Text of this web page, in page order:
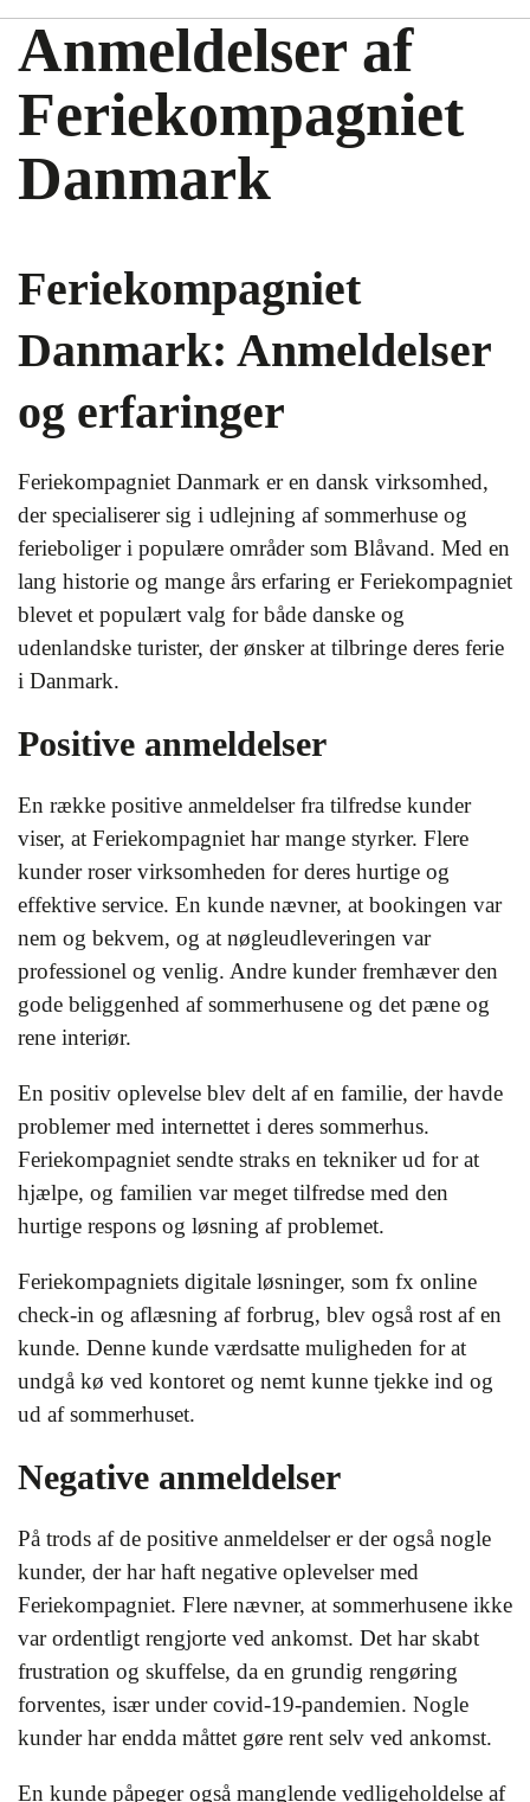
Anmeldelser af
Feriekompagniet
Danmark
Feriekompagniet
Danmark: Anmeldelser
og erfaringer
Feriekompagniet Danmark er en dansk virksomhed,
der specialiserer sig i udlejning af sommerhuse og
ferieboliger i populære områder som Blåvand. Med en
lang historie og mange års erfaring er Feriekompagniet
blevet et populært valg for både danske og
udenlandske turister, der ønsker at tilbringe deres ferie
i Danmark.
Positive anmeldelser
En række positive anmeldelser fra tilfredse kunder
viser, at Feriekompagniet har mange styrker. Flere
kunder roser virksomheden for deres hurtige og
effektive service. En kunde nævner, at bookingen var
nem og bekvem, og at nøgleudleveringen var
professionel og venlig. Andre kunder fremhæver den
gode beliggenhed af sommerhusene og det pæne og
rene interiør.
En positiv oplevelse blev delt af en familie, der havde
problemer med internettet i deres sommerhus.
Feriekompagniet sendte straks en tekniker ud for at
hjælpe, og familien var meget tilfredse med den
hurtige respons og løsning af problemet.
Feriekompagniets digitale løsninger, som fx online
check-in og aflæsning af forbrug, blev også rost af en
kunde. Denne kunde værdsatte muligheden for at
undgå kø ved kontoret og nemt kunne tjekke ind og
ud af sommerhuset.
Negative anmeldelser
På trods af de positive anmeldelser er der også nogle
kunder, der har haft negative oplevelser med
Feriekompagniet. Flere nævner, at sommerhusene ikke
var ordentligt rengjorte ved ankomst. Det har skabt
frustration og skuffelse, da en grundig rengøring
forventes, især under covid-19-pandemien. Nogle
kunder har endda måttet gøre rent selv ved ankomst.
En kunde påpeger også manglende vedligeholdelse af